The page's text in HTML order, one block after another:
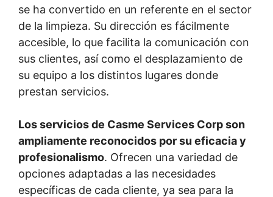
se ha convertido en un referente en el sector
de la limpieza. Su dirección es fácilmente
accesible, lo que facilita la comunicación con
sus clientes, así como el desplazamiento de
su equipo a los distintos lugares donde
prestan servicios.
Los servicios de Casme Services Corp son
ampliamente reconocidos por su eficacia y
profesionalismo. Ofrecen una variedad de
opciones adaptadas a las necesidades
específicas de cada cliente, ya sea para la